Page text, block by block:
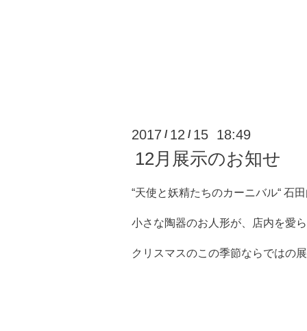
2017 / 12 / 15 18:49
12月展示のお知せ
“天使と妖精たちのカーニバル“ 石
小さな陶器のお人形が、店内を愛
クリスマスのこの季節ならではの展